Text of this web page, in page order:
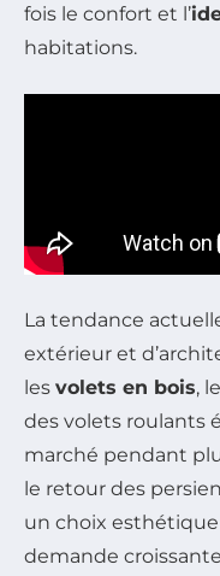
fois le confort et l’
habitations.
La tendance
extérieur et
les volets en bois,
des volets roulants
marché pendant
le retour des
un choix
demande